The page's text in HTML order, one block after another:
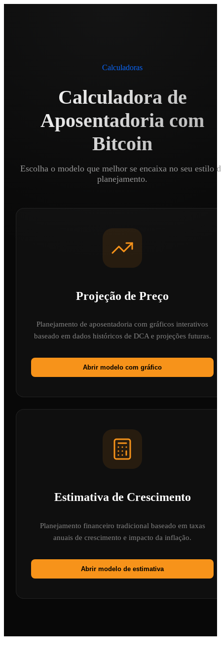
Calculadoras
Calculadora de
Aposentadoria com
Bitcoin
Escolha o modelo que melhor se encaixa no seu estilo
planejamento.
Projeção de Preço
Planejamento de aposentadoria com gráficos interativos
baseado em dados históricos de DCA e projeções futuras.
Abrir modelo com gráfico
Estimativa de Crescimento
Planejamento financeiro tradicional baseado em taxas
anuais de crescimento e impacto da inflação.
Abrir modelo de estimativa